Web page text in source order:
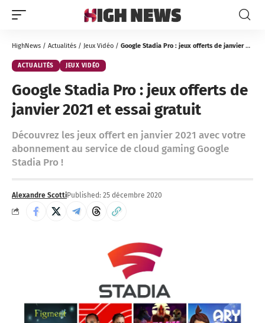
HighNews / Actualités / Jeux Vidéo / Google Stadia Pro : jeux offerts de janvier 2021 et essai gratuit
ACTUALITÉS JEUX VIDÉO
Google Stadia Pro : jeux offerts de
janvier 2021 et essai gratuit
Découvrez les jeux offert en janvier 2021 avec votre
abonnement au service de cloud gaming Google
Stadia Pro !
Alexandre ScottiPublished: 25 décembre 2020